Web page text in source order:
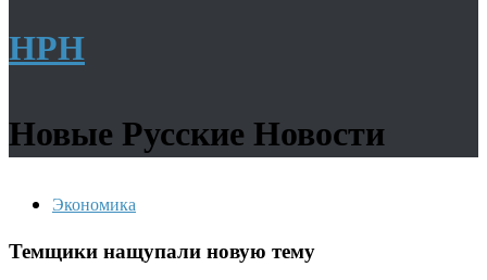
НРН
Новые Русские Новости
Экономика
Темщики нащупали новую тему